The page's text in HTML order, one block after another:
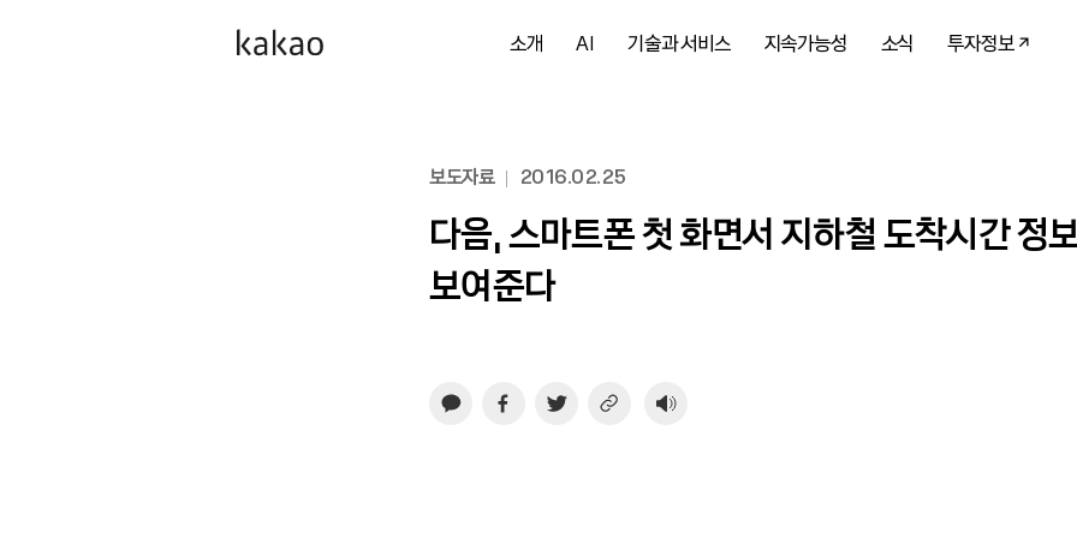
소개 AI 기술과 서비스 지속가능성 소식 투자정보
보도자료 2016.02.25
다음, 스마트폰 첫 화면서 지하철 도착시간 정
보여준다